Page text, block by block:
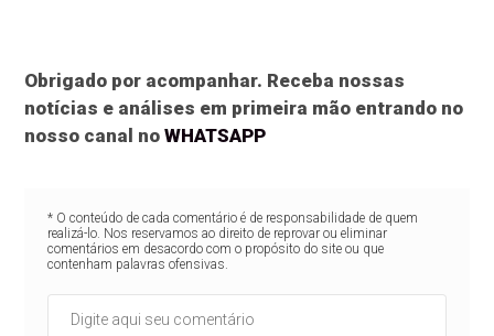
Obrigado por acompanhar. Receba nossas
notícias e análises em primeira mão entrando no
nosso canal noWHATSAPP
* O conteúdo de cada comentário é de responsabilidade de quem
realizá-lo. Nos reservamos ao direito de reprovar ou eliminar
comentários em desacordo com o propósito do site ou que
contenham palavras ofensivas.